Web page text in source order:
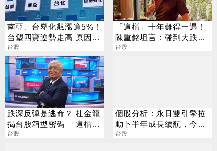
南亞、台塑化飆漲逾5%！
台塑四寶逆勢走高 原因找
到了
台股
「這檔」十年難得一遇！
陳重銘坦言：碰到大跌就
買進
台股
跌深反彈是逃命？ 杜金龍
揭台股箱型密碼 「這檔」
手腳要快
台股
個股分析：永日雙引擎拉
動下半年成長續航，今年
營運拚新高，EPS挑戰
台股